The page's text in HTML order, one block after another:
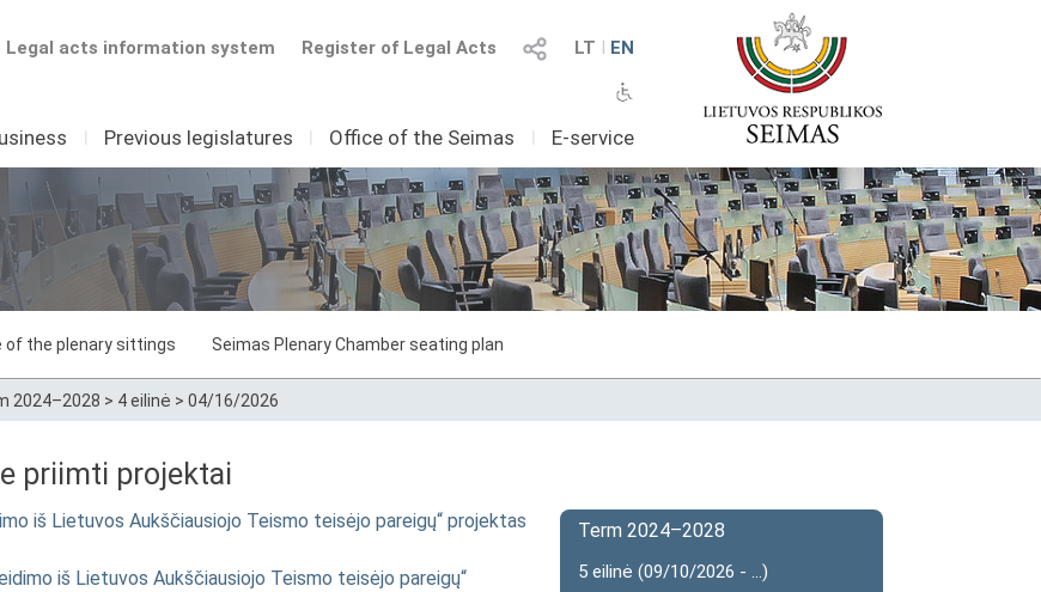
LT I EN
Register of Legal Acts
Legal acts information system
I Previous legislatures I Office of the Seimas I E-service
of the plenary sittings Seimas Plenary Chamber seating plan
2024–2028 > 4 eilinė > 04/16/2026
priimti projektai
iš Lietuvos Aukščiausiojo Teismo teisėjo pareigų“ projektas
iš Lietuvos Aukščiausiojo Teismo teisėjo pareigų“
Term 2024–2028
5 eilinė (09/10/2026 - ...)